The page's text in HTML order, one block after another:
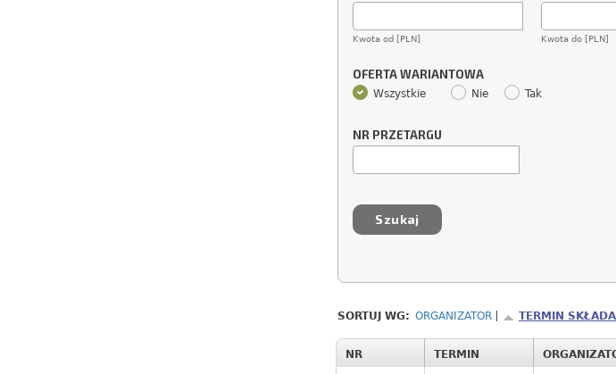
Kwota od [PLN] Kwota do [PLN]
OFERTA WARIANTOWA
Wszystkie Nie Tak
NR PRZETARGU
SORTUJ WG: ORGANIZATOR TERMIN
NR TERMIN